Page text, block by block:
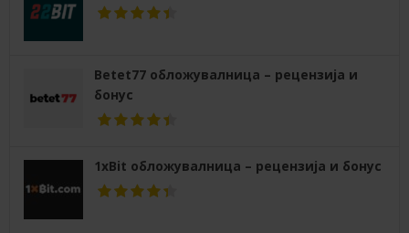
Betet77 обложувалница – рецензија и
бонус
1xBit обложувалница – рецензија и бонус